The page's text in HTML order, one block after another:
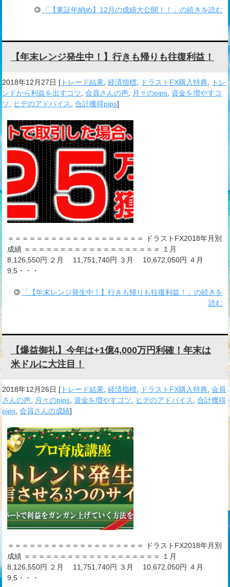
「【東証年納め】12月の成績大公開！！」の続きを読む
【年末レンジ発生中！】行きも帰りも往復利益！
2018年12月27日 [ トレード結果 ,経済指標 ドラストFX購入特典
トレ
ンドから利益を出すコツ ,会員さんの声 月々のpips 資金を増やすコ
ツ
ヒデのアドバイス ,合計獲得pips]
＝＝＝＝＝＝＝＝＝＝＝＝＝＝＝＝＝＝＝ ドラストFX2018年月別
成績 ＝＝＝＝＝＝＝＝＝＝＝＝＝＝＝＝＝＝＝ １月
8,126,550円 ２月 11,751,740円 ３月 10,672,050円 ４月
9,5・・・
「【年末レンジ発生中！】行きも帰りも往復利益！」の続きを
読む
【爆益御礼】今年は+1億4,000万円利確！年末は
米ドルに大注目！
2018年12月26日 [ トレード結果,経済指標, ドラストFX購入特典,会員
さんの声, 月々のpips, 資金を増やすコツ, ヒデのアドバイス,合計獲得
pips,会員さんの成績]
＝＝＝＝＝＝＝＝＝＝＝＝＝＝＝＝＝＝＝ ドラストFX2018年月別
成績 ＝＝＝＝＝＝＝＝＝＝＝＝＝＝＝＝＝＝＝ １月
8,126,550円 ２月 11,751,740円 ３月 10,672,050円 ４月
9,5・・・